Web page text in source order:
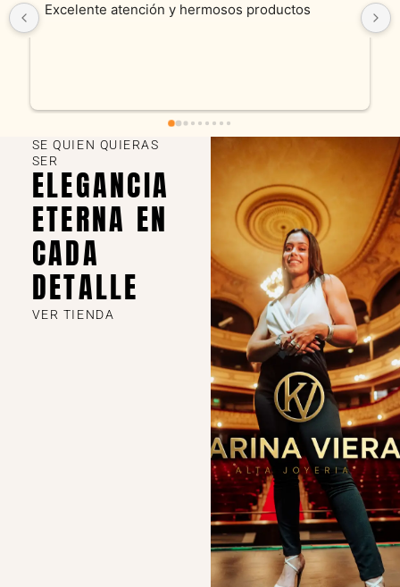
productos
Son absolutamente
productos como atencion.
SE QUIEN QUIERAS
SER
ELEGANCIA
ETERNA EN
CADA
DETALLE
VER TIENDA